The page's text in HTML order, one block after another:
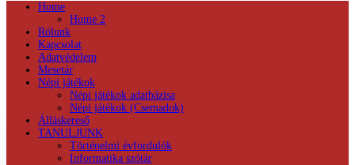
Home
Home 2
Rólunk
Kapcsolat
Adatvédelem
Mesetár
Népi játékok
Népi játékok adatbázisa
Népi játékok (Csemadok)
Álláskereső
TANULJUNK
Történelmi évfordulók
Informatika szótár